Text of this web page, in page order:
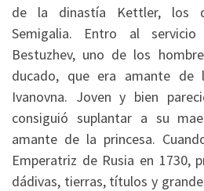
de la dinastía Kettler, los
Semigalia. Entro al
Bestuzhev, uno de los
ducado, que era amante de
Ivanovna. Joven y bien
consiguió suplantar a su
amante de la princesa.
Emperatriz de Rusia en 1730,
dádivas, tierras, títulos y